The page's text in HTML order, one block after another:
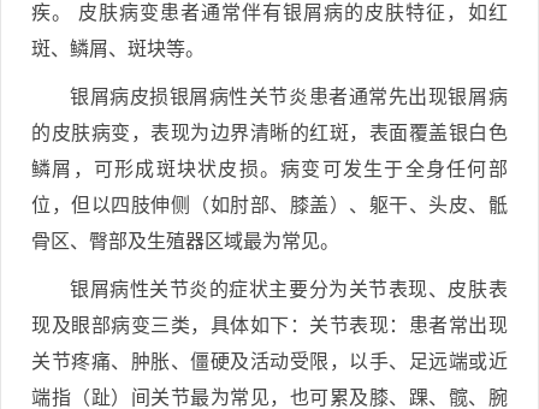
疾。 皮肤病变患者通常伴有银屑病的皮肤特征，如红
斑、鳞屑、斑块等。
银屑病皮损银屑病性关节炎患者通常先出现银屑病
的皮肤病变，表现为边界清晰的红斑，表面覆盖银白色
鳞屑，可形成斑块状皮损。病变可发生于全身任何部
位，但以四肢伸侧（如肘部、膝盖）、躯干、头皮、骶
骨区、臀部及生殖器区域最为常见。
银屑病性关节炎的症状主要分为关节表现、皮肤表
现及眼部病变三类，具体如下：关节表现：患者常出现
关节疼痛、肿胀、僵硬及活动受限，以手、足远端或近
端指（趾）间关节最为常见，也可累及膝、踝、髋、腕